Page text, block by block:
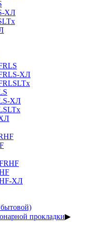
ХЛ
ХЛ
ХЛ
ХЛ
прокладки▶